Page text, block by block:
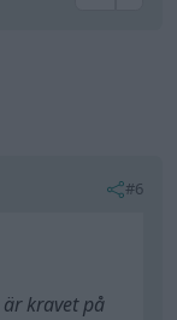
#6
är kravet på